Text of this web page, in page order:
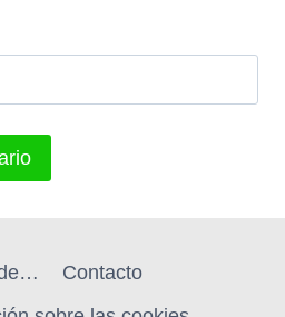
Contacto